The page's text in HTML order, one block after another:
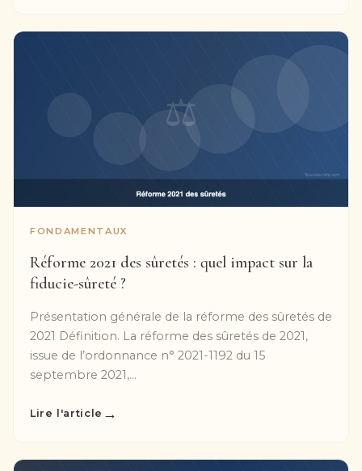
FONDAMENTAUX
Réforme 2021 des sûretés : quel impact sur la
fiducie-sûreté ?
Présentation générale de la réforme des sûretés de
2021 Définition. La réforme des sûretés de 2021,
issue de l’ordonnance n° 2021-1192 du 15
septembre 2021,...
Lire l'article →